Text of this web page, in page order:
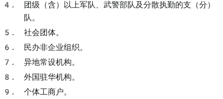
团级（含）以上军队、武警部队及分散执勤的支（分）
队。
社会团体。
民办非企业组织。
异地常设机构。
外国驻华机构。
个体工商户。